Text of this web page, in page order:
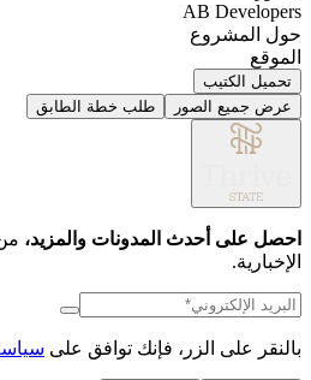
AB
المشروع
تحميل الكتيب
عرض جميع الصور
طلب خطة الطابق
على أحدث المدونات والمزيد،من
على الزر، فإنك توافق على